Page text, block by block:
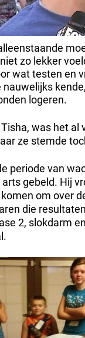
zo lekker
wat testen en
nauwelijks
logeren.
was het al
ze stemde
periode van
gebeld. Hij
om over
die
2, slokdarm